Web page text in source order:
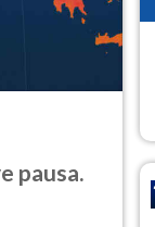
pausa.